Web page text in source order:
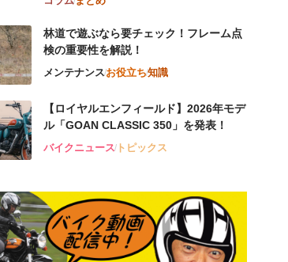
林道で遊ぶなら要チェック！フレーム点
検の重要性を解説！
メンテナンスお役立ち知識
【ロイヤルエンフィールド】2026年モデ
ル「GOAN CLASSIC 350」を発表！
バイクニューストピックス